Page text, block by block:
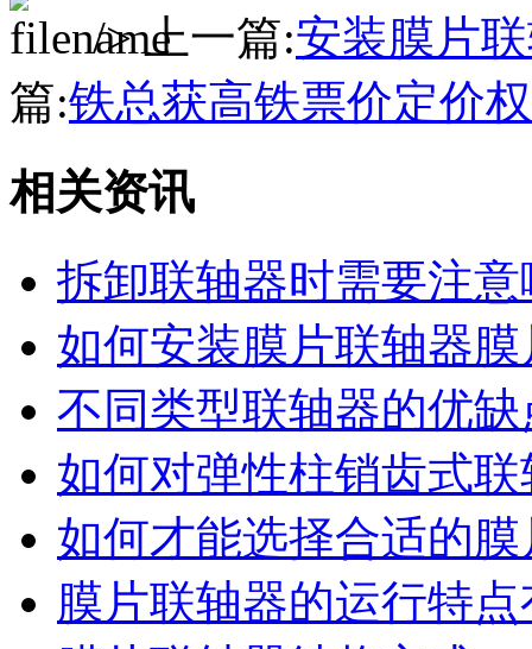
/> 上一篇:安装膜片
篇:铁总获高铁票价定价
相关资讯
拆卸联轴器时需要注
如何安装膜片联轴器
不同类型联轴器的优
如何对弹性柱销齿式
如何才能选择合适的
膜片联轴器的运行特